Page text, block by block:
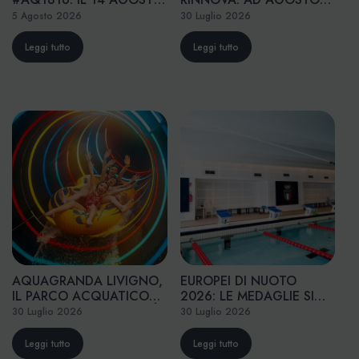
SI CORRE INSIEME A
ELEONORA GARDELLI
5 Agosto 2026
Leggi tutto
AD AQUAGRANDA
ARRIVANO I SAPORI DEL
MARE
30 Luglio 2026
Leggi tutto
AQUAGRANDA LIVIGNO,
IL PARCO ACQUATICO
ECENTRO SPORTIVO PIÙ
ALTO D’EUROPA:A 1.816
METRI LA MONTAGNA
30 Luglio 2026
Leggi tutto
EUROPEI DI NUOTO
2026: LE MEDAGLIE SI
COSTRUISCONO IN
AQ1816
30 Luglio 2026
Leggi tutto